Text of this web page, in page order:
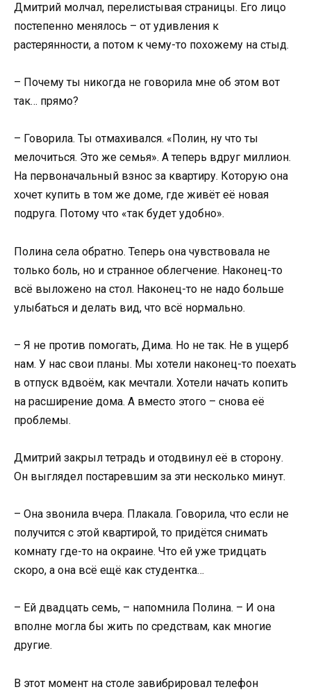
Дмитрий молчал, перелистывая страницы. Его лицо
постепенно менялось – от удивления к
растерянности, а потом к чему-то похожему на стыд.
– Почему ты никогда не говорила мне об этом вот
так… прямо?
– Говорила. Ты отмахивался. «Полин, ну что ты
мелочиться. Это же семья». А теперь вдруг миллион.
На первоначальный взнос за квартиру. Которую она
хочет купить в том же доме, где живёт её новая
подруга. Потому что «так будет удобно».
Полина села обратно. Теперь она чувствовала не
только боль, но и странное облегчение. Наконец-то
всё выложено на стол. Наконец-то не надо больше
улыбаться и делать вид, что всё нормально.
– Я не против помогать, Дима. Но не так. Не в ущерб
нам. У нас свои планы. Мы хотели наконец-то поехать
в отпуск вдвоём, как мечтали. Хотели начать копить
на расширение дома. А вместо этого – снова её
проблемы.
Дмитрий закрыл тетрадь и отодвинул её в сторону.
Он выглядел постаревшим за эти несколько минут.
– Она звонила вчера. Плакала. Говорила, что если не
получится с этой квартирой, то придётся снимать
комнату где-то на окраине. Что ей уже тридцать
скоро, а она всё ещё как студентка…
– Ей двадцать семь, – напомнила Полина. – И она
вполне могла бы жить по средствам, как многие
другие.
В этот момент на столе завибрировал телефон